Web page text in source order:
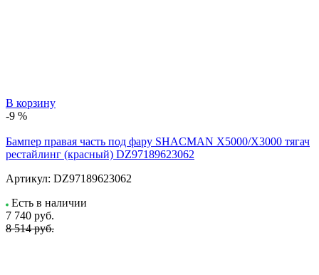
В корзину
-9 %
Бампер правая часть под фару SHACMAN X5000/X3000 тягач
рестайлинг (красный) DZ97189623062
Артикул: DZ97189623062
Есть в наличии
7 740 руб.
8 514 руб.